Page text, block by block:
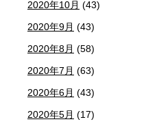
2020年10月 (43)
2020年9月 (43)
2020年8月 (58)
2020年7月 (63)
2020年6月 (43)
2020年5月 (17)